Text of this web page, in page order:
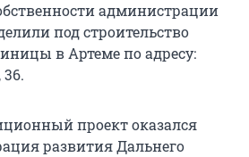
администрации
под строительство
в Артеме по адресу:
проект оказался
развития Дальнего